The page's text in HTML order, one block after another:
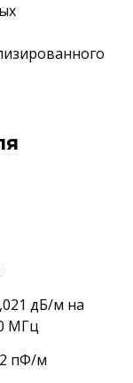
дБ/м на
МГц
пФ/м